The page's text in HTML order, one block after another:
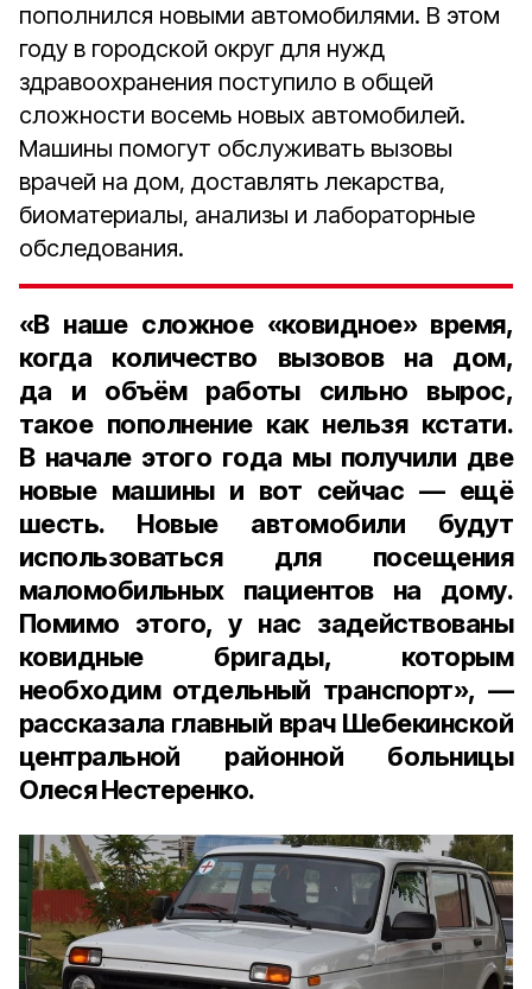
пополнился новыми автомобилями. В этом
году в городской округ для нужд
здравоохранения поступило в общей
сложности восемь новых автомобилей.
Машины помогут обслуживать вызовы
врачей на дом, доставлять лекарства,
биоматериалы, анализы и лабораторные
обследования.
«В наше сложное «ковидное» время,
когда количество вызовов на дом,
да и объём работы сильно вырос,
такое пополнение как нельзя кстати.
В начале этого года мы получили две
новые машины и вот сейчас — ещё
шесть. Новые автомобили будут
использоваться для посещения
маломобильных пациентов на дому.
Помимо этого, у нас задействованы
ковидные бригады, которым
необходим отдельный транспорт», —
рассказала главный врач Шебекинской
центральной районной больницы
Олеся Нестеренко.